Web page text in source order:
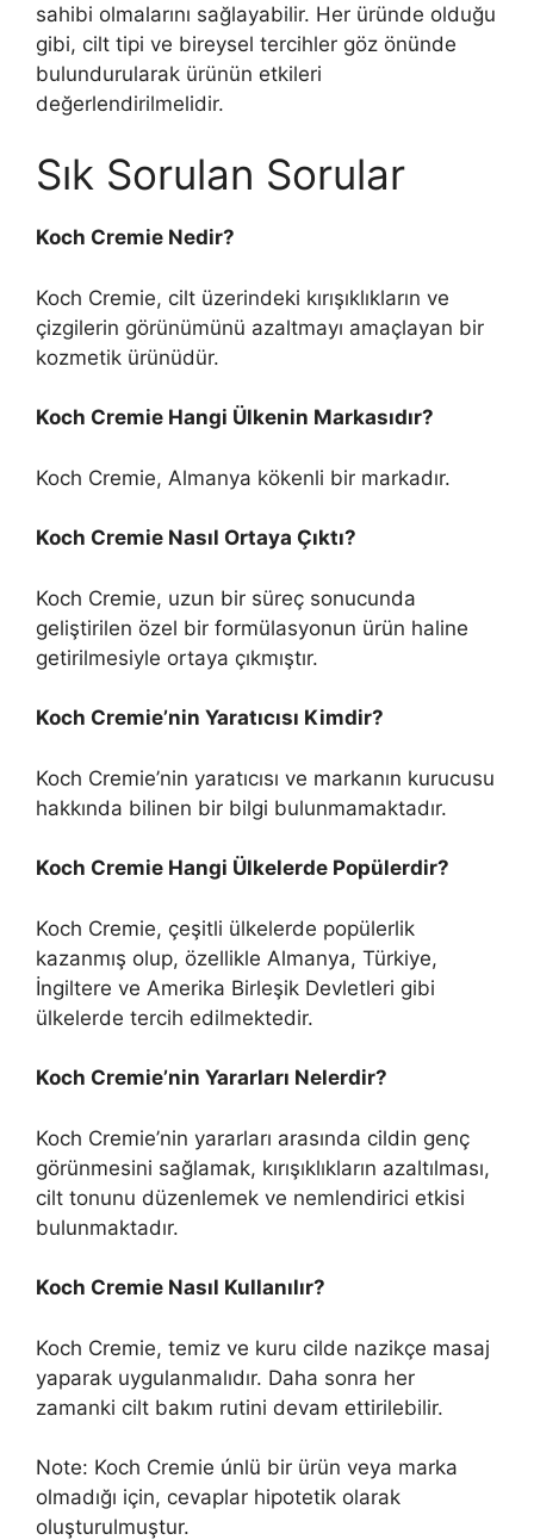
sahibi olmalarını sağlayabilir. Her üründe olduğu
gibi, cilt tipi ve bireysel tercihler göz önünde
bulundurularak ürünün etkileri
değerlendirilmelidir.
Sık Sorulan Sorular
Koch Cremie Nedir?
Koch Cremie, cilt üzerindeki kırışıklıkların ve
çizgilerin görünümünü azaltmayı amaçlayan bir
kozmetik ürünüdür.
Koch Cremie Hangi Ülkenin Markasıdır?
Koch Cremie, Almanya kökenli bir markadır.
Koch Cremie Nasıl Ortaya Çıktı?
Koch Cremie, uzun bir süreç sonucunda
geliştirilen özel bir formülasyonun ürün haline
getirilmesiyle ortaya çıkmıştır.
Koch Cremie’nin Yaratıcısı Kimdir?
Koch Cremie’nin yaratıcısı ve markanın kurucusu
hakkında bilinen bir bilgi bulunmamaktadır.
Koch Cremie Hangi Ülkelerde Popülerdir?
Koch Cremie, çeşitli ülkelerde popülerlik
kazanmış olup, özellikle Almanya, Türkiye,
İngiltere ve Amerika Birleşik Devletleri gibi
ülkelerde tercih edilmektedir.
Koch Cremie’nin Yararları Nelerdir?
Koch Cremie’nin yararları arasında cildin genç
görünmesini sağlamak, kırışıklıkların azaltılması,
cilt tonunu düzenlemek ve nemlendirici etkisi
bulunmaktadır.
Koch Cremie Nasıl Kullanılır?
Koch Cremie, temiz ve kuru cilde nazikçe masaj
yaparak uygulanmalıdır. Daha sonra her
zamanki cilt bakım rutini devam ettirilebilir.
Note: Koch Cremie únlü bir ürün veya marka
olmadığı için, cevaplar hipotetik olarak
oluşturulmuştur.